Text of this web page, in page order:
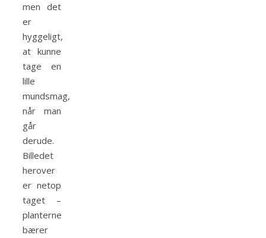
men det
er
hyggeligt,
at kunne
tage en
lille
mundsmag,
når man
går
derude.
Billedet
herover
er netop
taget –
planterne
bærer